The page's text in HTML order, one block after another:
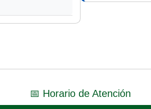
📅 Horario de Atención